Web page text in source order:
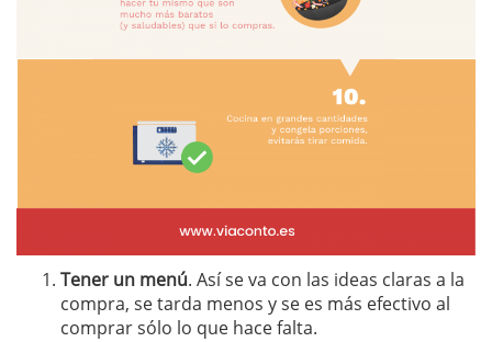
Tener un menú. Así se va con las ideas claras a la
compra, se tarda menos y se es más efectivo al
comprar sólo lo que hace falta.